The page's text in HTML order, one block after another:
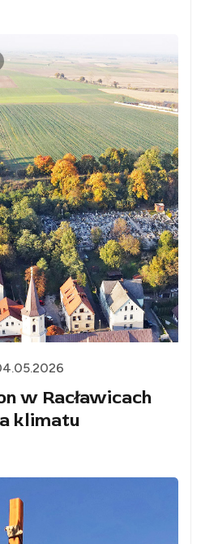
w Racławicach
klimatu